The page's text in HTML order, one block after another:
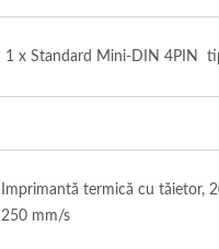
1 x Standard Mini-DIN 4PIN
Imprimantă termică cu tăietor,
250 mm/s